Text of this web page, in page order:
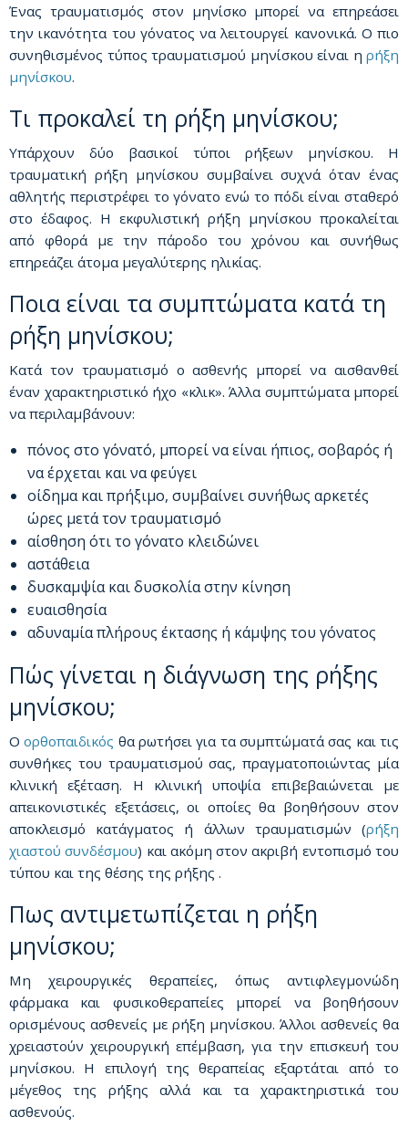
Ένας τραυματισμός στον μηνίσκο μπορεί να επηρεάσει
την ικανότητα του γόνατος να λειτουργεί κανονικά. Ο πιο
συνηθισμένος τύπος τραυματισμού μηνίσκου είναι η ρήξη
μηνίσκου.
Τι προκαλεί τη ρήξη μηνίσκου;
Υπάρχουν δύο βασικοί τύποι ρήξεων μηνίσκου. Η
τραυματική ρήξη μηνίσκου συμβαίνει συχνά όταν ένας
αθλητής περιστρέφει το γόνατο ενώ το πόδι είναι σταθερό
στο έδαφος. Η εκφυλιστική ρήξη μηνίσκου προκαλείται
από φθορά με την πάροδο του χρόνου και συνήθως
επηρεάζει άτομα μεγαλύτερης ηλικίας.
Ποια είναι τα συμπτώματα κατά τη
ρήξη μηνίσκου;
Κατά τον τραυματισμό ο ασθενής μπορεί να αισθανθεί
έναν χαρακτηριστικό ήχο «κλικ». Άλλα συμπτώματα μπορεί
να περιλαμβάνουν:
πόνος στο γόνατό, μπορεί να είναι ήπιος, σοβαρός ή
να έρχεται και να φεύγει
οίδημα και πρήξιμο, συμβαίνει συνήθως αρκετές
ώρες μετά τον τραυματισμό
αίσθηση ότι το γόνατο κλειδώνει
αστάθεια
δυσκαμψία και δυσκολία στην κίνηση
ευαισθησία
αδυναμία πλήρους έκτασης ή κάμψης του γόνατος
Πώς γίνεται η διάγνωση της ρήξης
μηνίσκου;
Οορθοπαιδικός θα ρωτήσει για τα συμπτώματά σας και τις
συνθήκες του τραυματισμού σας, πραγματοποιώντας μία
κλινική εξέταση. Η κλινική υποψία επιβεβαιώνεται με
απεικονιστικές εξετάσεις, οι οποίες θα βοηθήσουν στον
αποκλεισμό κατάγματος ή άλλων τραυματισμών (ρήξη
χιαστού συνδέσμου) και ακόμη στον ακριβή εντοπισμό του
τύπου και της θέσης της ρήξης .
Πως αντιμετωπίζεται η ρήξη
μηνίσκου;
Μη χειρουργικές θεραπείες, όπως αντιφλεγμονώδη
φάρμακα και φυσικοθεραπείες μπορεί να βοηθήσουν
ορισμένους ασθενείς με ρήξη μηνίσκου. Άλλοι ασθενείς θα
χρειαστούν χειρουργική επέμβαση, για την επισκευή του
μηνίσκου. Η επιλογή της θεραπείας εξαρτάται από το
μέγεθος της ρήξης αλλά και τα χαρακτηριστικά του
ασθενούς.